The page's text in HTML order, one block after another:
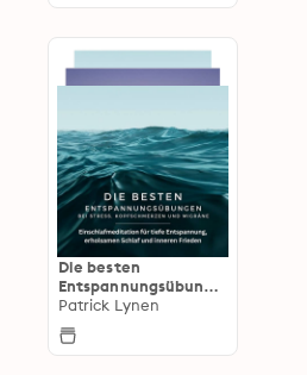
Die besten
Entspannungsübunge
n bei Stress,
Kopfschmerzen und
Migräne
Patrick Lynen